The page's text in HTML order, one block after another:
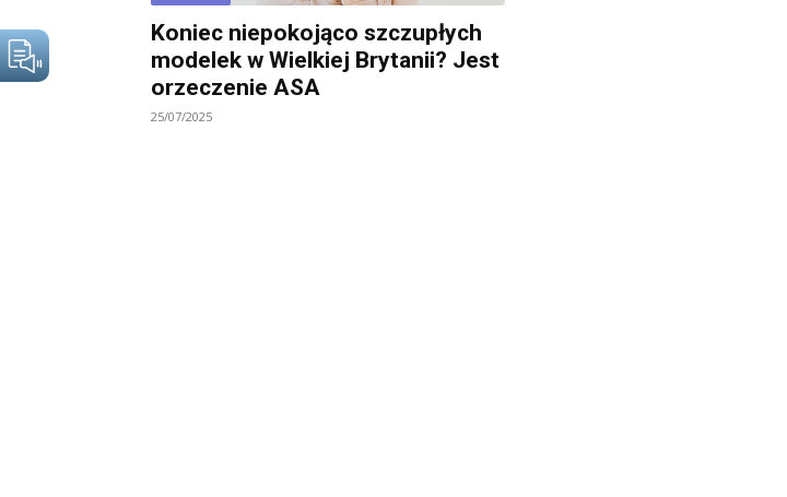
Koniec niepokojąco szczupłych
modelek w Wielkiej Brytanii? Jest
orzeczenie ASA
25/07/2025